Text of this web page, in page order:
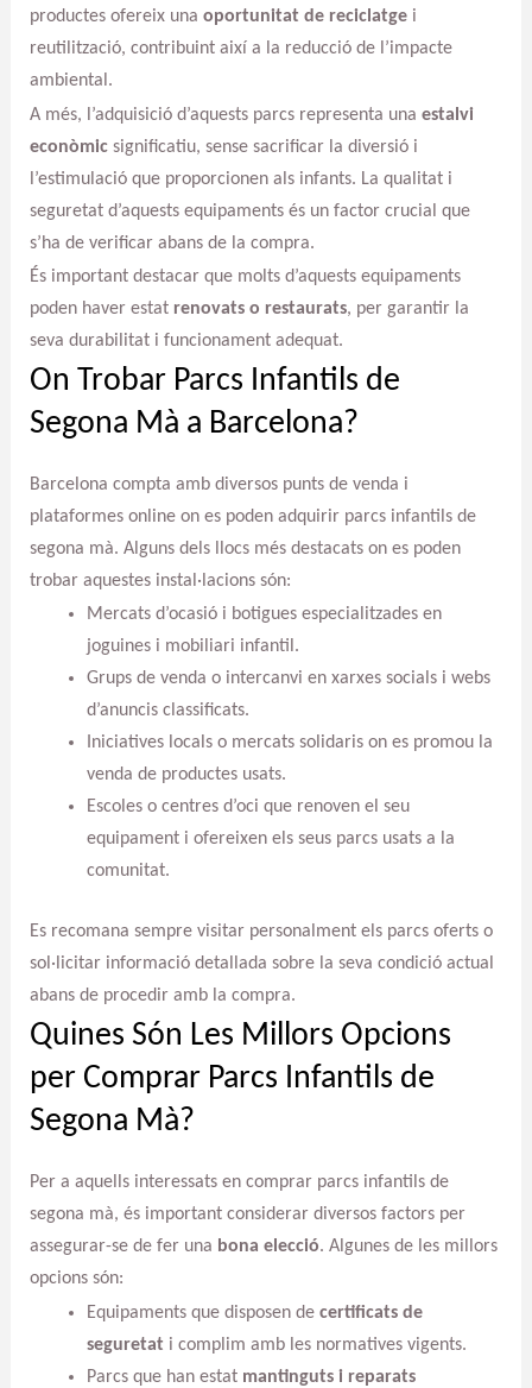
productes ofereix una oportunitat de reciclatgei
reutilització, contribuint així a la reducció de l’impacte
ambiental.
A més, l’adquisició d’aquests parcs representa una estalvi
econòmicsignificatiu, sense sacrificar la diversió i
l’estimulació que proporcionen als infants. La qualitat i
seguretat d’aquests equipaments és un factor crucial que
s’ha de verificar abans de la compra.
És important destacar que molts d’aquests equipaments
poden haver estat renovats o restaurats, per garantir la
seva durabilitat i funcionament adequat.
On Trobar Parcs Infantils de
Segona Mà a Barcelona?
Barcelona compta amb diversos punts de venda i
plataformes online on es poden adquirir parcs infantils de
segona mà. Alguns dels llocs més destacats on es poden
trobar aquestes instal·lacions són:
Mercats d’ocasió i botigues especialitzades en
joguines i mobiliari infantil.
Grups de venda o intercanvi en xarxes socials i webs
d’anuncis classificats.
Iniciatives locals o mercats solidaris on es promou la
venda de productes usats.
Escoles o centres d’oci que renoven el seu
equipament i ofereixen els seus parcs usats a la
comunitat.
Es recomana sempre visitar personalment els parcs oferts o
sol·licitar informació detallada sobre la seva condició actual
abans de procedir amb la compra.
Quines Són Les Millors Opcions
per Comprar Parcs Infantils de
Segona Mà?
Per a aquells interessats en comprar parcs infantils de
segona mà, és important considerar diversos factors per
assegurar-se de fer una bona elecció. Algunes de les millors
opcions són:
Equipaments que disposen de certificats de
seguretat i complim amb les normatives vigents.
Parcs que han estat mantinguts i reparats